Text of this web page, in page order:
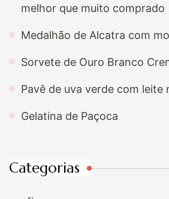
melhor que muito comprado
Medalhão de Alcatra com
Sorvete de Ouro Branco
Pavê de uva verde com leite
Gelatina de Paçoca
Categorias